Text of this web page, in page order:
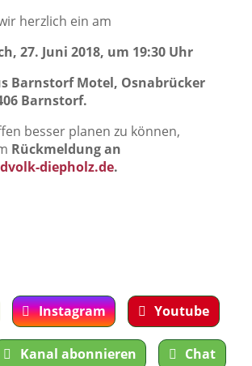
herzlich ein am
27. Juni 2018, um 19:30 Uhr
Barnstorf Motel, Osnabrücker
Barnstorf.
besser planen zu können,
Rückmeldung an
diepholz.de.
Instagram Youtube
Kanal abonnieren Chat